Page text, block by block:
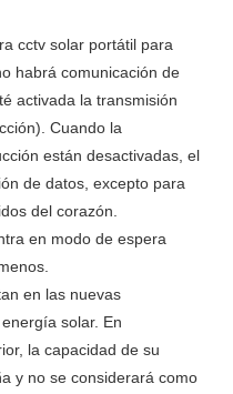
cctv solar portátil para
habrá comunicación de
activada la transmisión
Cuando la
están desactivadas, el
de datos, excepto para
del corazón.
en modo de espera
en las nuevas
solar. En
la capacidad de su
y no se considerará como